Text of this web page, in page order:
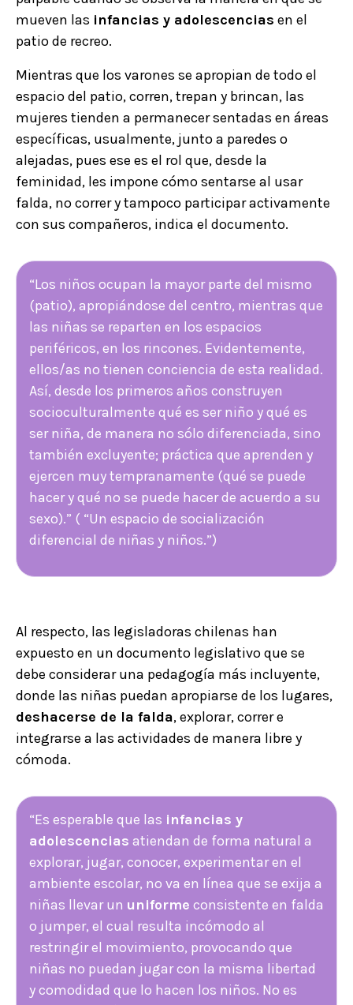
mueven las infancias y adolescencias en el
patio de recreo.
Mientras que los varones se apropian de todo el
espacio del patio, corren, trepan y brincan, las
mujeres tienden a permanecer sentadas en áreas
específicas, usualmente, junto a paredes o
alejadas, pues ese es el rol que, desde la
feminidad, les impone cómo sentarse al usar
falda, no correr y tampoco participar activamente
con sus compañeros, indica el documento.
“Los niños ocupan la mayor parte del mismo
(patio), apropiándose del centro, mientras que
las niñas se reparten en los espacios
periféricos, en los rincones. Evidentemente,
ellos/as no tienen conciencia de esta realidad.
Así, desde los primeros años construyen
socioculturalmente qué es ser niño y qué es
ser niña, de manera no sólo diferenciada, sino
también excluyente; práctica que aprenden y
ejercen muy tempranamente (qué se puede
hacer y qué no se puede hacer de acuerdo a su
sexo).” ( “Un espacio de socialización
diferencial de niñas y niños.”)
Al respecto, las legisladoras chilenas han
expuesto en un documento legislativo que se
debe considerar una pedagogía más incluyente,
donde las niñas puedan apropiarse de los lugares,
deshacerse de la falda, explorar, correr e
integrarse a las actividades de manera libre y
cómoda.
“Es esperable que las infancias y
adolescencias atiendan de forma natural a
explorar, jugar, conocer, experimentar en el
ambiente escolar, no va en línea que se exija a
niñas llevar un uniforme consistente en falda
o jumper, el cual resulta incómodo al
restringir el movimiento, provocando que
niñas no puedan jugar con la misma libertad
y comodidad que lo hacen los niños. No es